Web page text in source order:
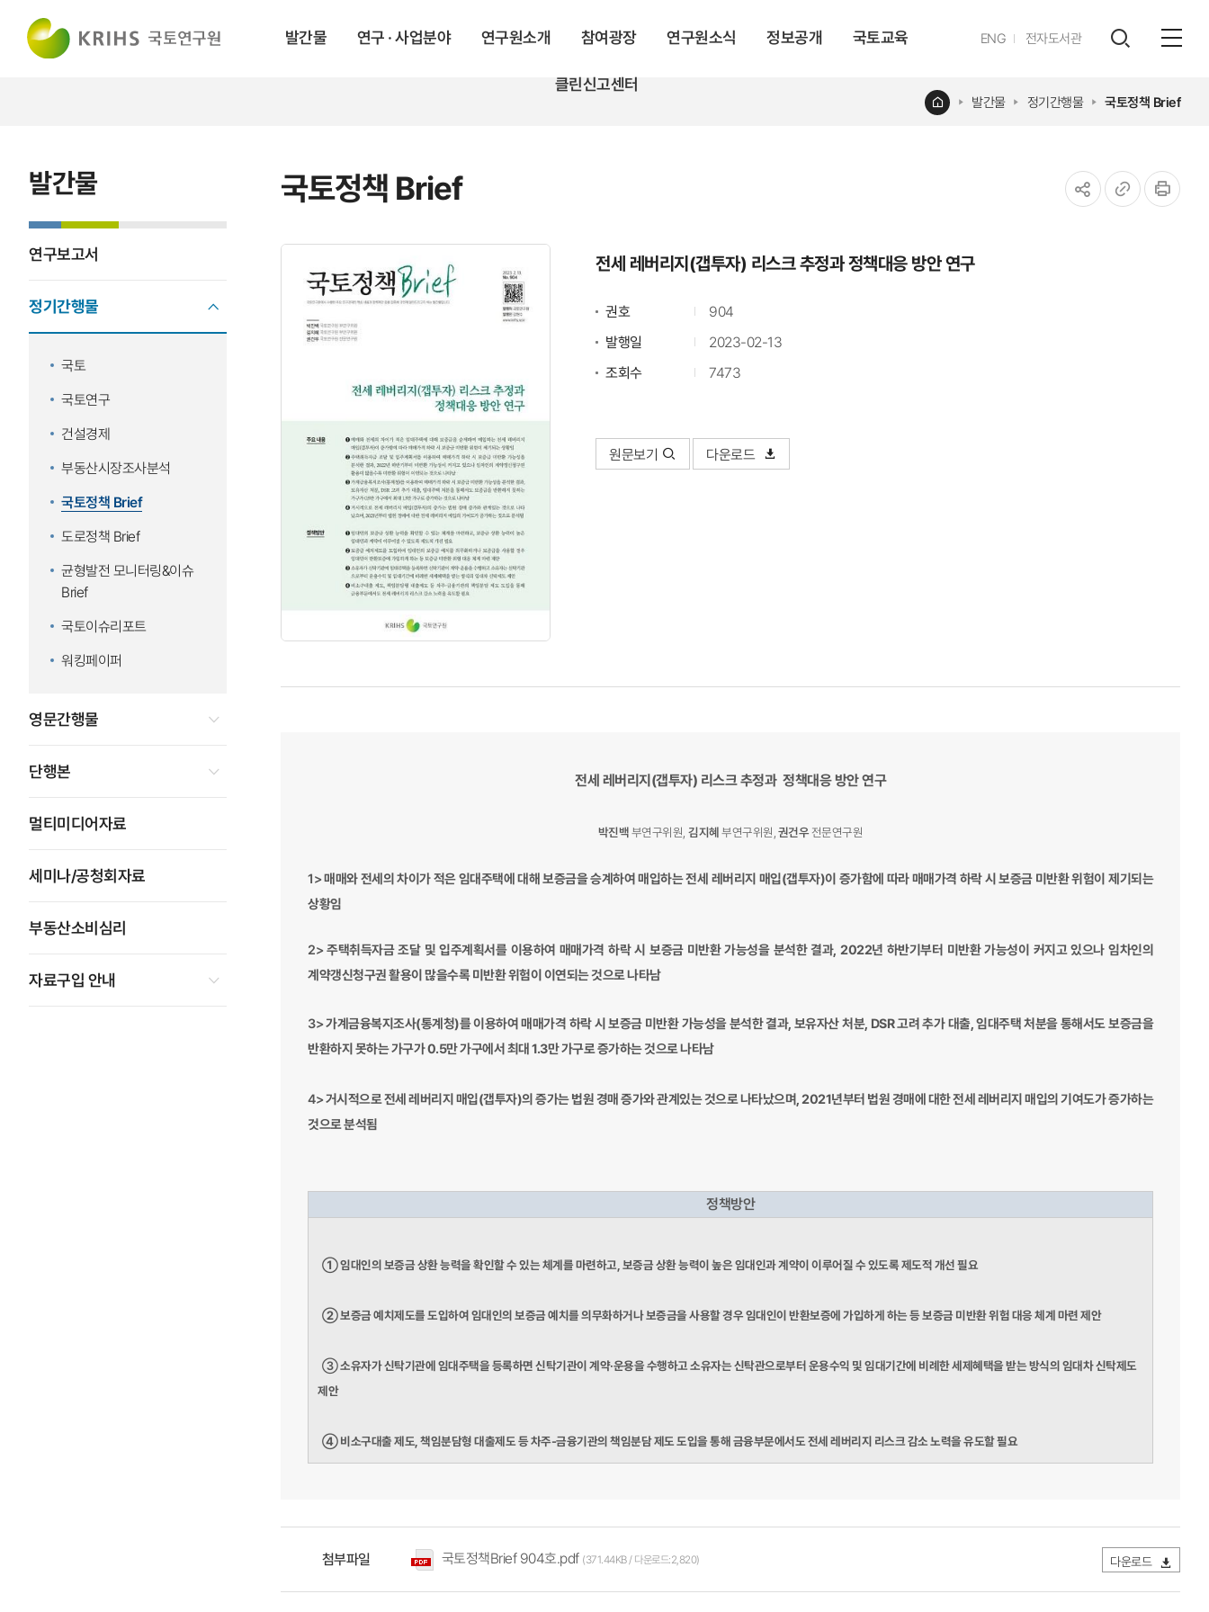
발간물 연구 · 사업분야 연구원소개 참여광장 연구원소식 정보공개 국토교육
클린신고센터
ENG영문전자도서관
레이어
국토정책 Brief
홈 발간물 정기간행물 국토정책 Brief
발간물
연구보고서
정기간행물
국토
국토연구
건설경제
부동산시장조사분석
국토정책 Brief
도로정책 Brief
균형발전 모니터링&이슈
Brief
국토이슈리포트
워킹페이퍼
영문간행물
단행본
멀티미디어자료
세미나/공청회자료
부동산소비심리
자료구입 안내
전세 레버리지(갭투자) 리스크 추정과 정책대응 방안 연구
권호
904
발행일
2023-02-13
조회수
7473
원문보기 다운로드
전세 레버리지(갭투자) 리스크 추정과 정책대응 방안 연구
박진백부연구위원, 김지혜부연구위원, 권건우 전문연구원
1>매매와 전세의 차이가 적은 임대주택에 대해 보증금을 승계하여 매입하는 전세 레버리지 매입(갭투자)이 증가함에 따라 매매가격 하락 시 보증금 미반환 위험이 제기되는
상황임
2>주택취득자금 조달 및 입주계획서를 이용하여 매매가격 하락 시 보증금 미반환 가능성을 분석한 결과, 2022년 하반기부터 미반환 가능성이 커지고 있으나 임차인의
계약갱신청구권 활용이 많을수록 미반환 위험이 이연되는 것으로 나타남
3>가계금융복지조사(통계청)를 이용하여 매매가격 하락 시 보증금 미반환 가능성을 분석한 결과, 보유자산 처분, DSR 고려 추가 대출, 임대주택 처분을 통해서도 보증금을
반환하지 못하는 가구가 0.5만 가구에서 최대 1.3만 가구로 증가하는 것으로 나타남
4>거시적으로 전세 레버리지 매입(갭투자)의 증가는 법원 경매 증가와 관계있는 것으로 나타났으며, 2021년부터 법원 경매에 대한 전세 레버리지 매입의 기여도가 증가하는
것으로 분석됨
정책방안
①임대인의 보증금 상환 능력을 확인할 수 있는 체계를 마련하고, 보증금 상환 능력이 높은 임대인과 계약이 이루어질 수 있도록 제도적 개선 필요
②보증금 예치제도를 도입하여 임대인의 보증금 예치를 의무화하거나 보증금을 사용할 경우 임대인이 반환보증에 가입하게 하는 등 보증금 미반환 위험 대응 체계 마련 제안
③소유자가 신탁기관에 임대주택을 등록하면 신탁기관이 계약·운용을 수행하고 소유자는 신탁관으로부터 운용수익 및 임대기간에 비례한 세제혜택을 받는 방식의 임대차 신탁제도
제안
④ 비소구대출 제도, 책임분담형 대출제도 등 차주-금융기관의 책임분담 제도 도입을 통해 금융부문에서도 전세 레버리지 리스크 감소 노력을 유도할 필요
첨부파일 국토정책Brief 904호.pdf (371.44KB / 다운로드:2,820) 다운로드